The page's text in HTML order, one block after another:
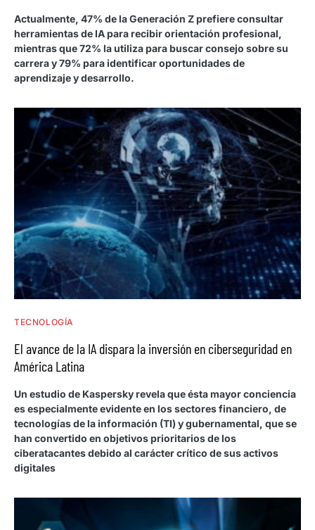
Actualmente, 47% de la Generación Z prefiere consultar
herramientas de IA para recibir orientación profesional,
mientras que 72% la utiliza para buscar consejo sobre su
carrera y 79% para identificar oportunidades de
aprendizaje y desarrollo.
TECNOLOGÍA
El avance de la IA dispara la inversión en ciberseguridad en
América Latina
Un estudio de Kaspersky revela que ésta mayor conciencia
es especialmente evidente en los sectores financiero, de
tecnologías de la información (TI) y gubernamental, que se
han convertido en objetivos prioritarios de los
ciberatacantes debido al carácter crítico de sus activos
digitales